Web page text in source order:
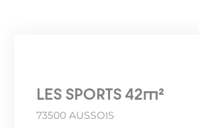
LES SPORTS 42m²
73500 AUSSOIS